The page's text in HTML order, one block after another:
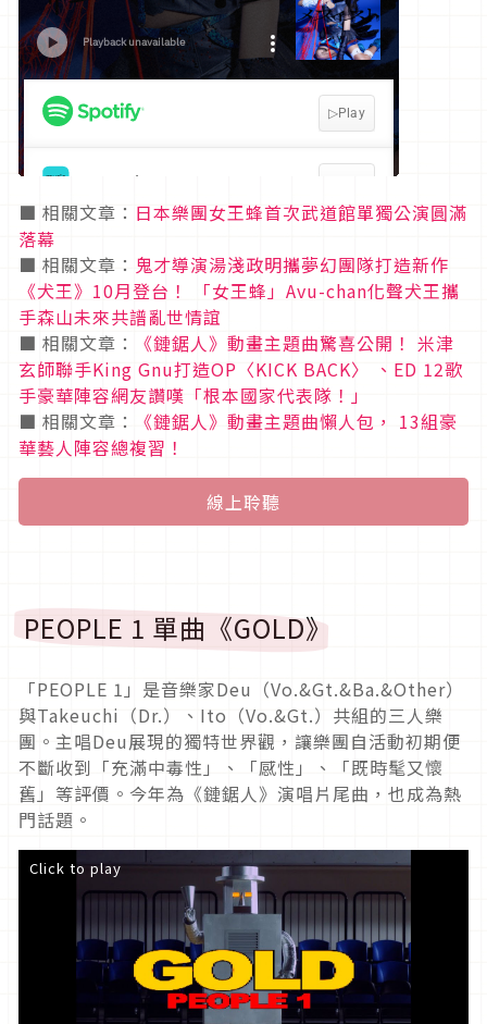
■ 相關文章： 日本樂團女王蜂首次武道館單獨公演圓滿
落幕
■ 相關文章： 鬼才導演湯淺政明攜夢幻團隊打造新作
《犬王》10月登台！ 「女王蜂」Avu-chan化聲犬王攜
手森山未來共譜亂世情誼
■ 相關文章：
《鏈鋸人》動畫主題曲驚喜公開！ 米津
玄師聯手King Gnu打造OP〈KICK BACK〉 、ED 12歌
手豪華陣容網友讚嘆「根本國家代表隊！」
■ 相關文章：
《鏈鋸人》動畫主題曲懶人包， 13組豪
華藝人陣容總複習！
線上聆聽
PEOPLE 1 單曲《GOLD》
「PEOPLE 1」是音樂家Deu（Vo.&Gt.&Ba.&Other）
與Takeuchi（Dr.）、Ito（Vo.&Gt.）共組的三人樂
團。主唱Deu展現的獨特世界觀，讓樂團自活動初期便
不斷收到「充滿中毒性」、「感性」、「既時髦又懷
舊」等評價。今年為《鏈鋸人》演唱片尾曲，也成為熱
門話題。
Click to play